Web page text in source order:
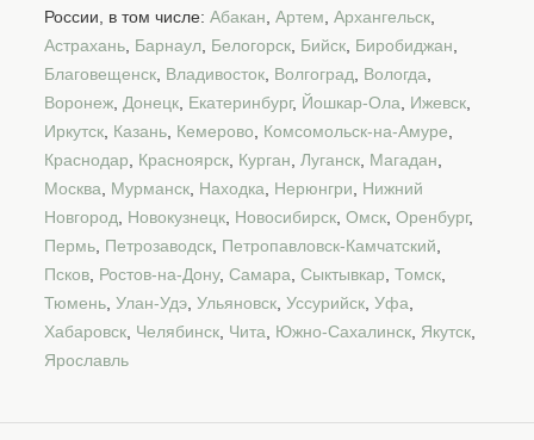
России, в том числе: Абакан, Артем, Архангельск,
Астрахань, Барнаул, Белогорск, Бийск, Биробиджан,
Благовещенск, Владивосток, Волгоград, Вологда,
Воронеж, Донецк, Екатеринбург, Йошкар-Ола, Ижевск,
Иркутск, Казань, Кемерово, Комсомольск-на-Амуре,
Краснодар, Красноярск, Курган, Луганск, Магадан,
Москва, Мурманск, Находка, Нерюнгри, Нижний
Новгород, Новокузнецк, Новосибирск, Омск, Оренбург,
Пермь, Петрозаводск, Петропавловск-Камчатский,
Псков, Ростов-на-Дону, Самара, Сыктывкар, Томск,
Тюмень, Улан-Удэ, Ульяновск, Уссурийск, Уфа,
Хабаровск, Челябинск, Чита, Южно-Сахалинск, Якутск,
Ярославль